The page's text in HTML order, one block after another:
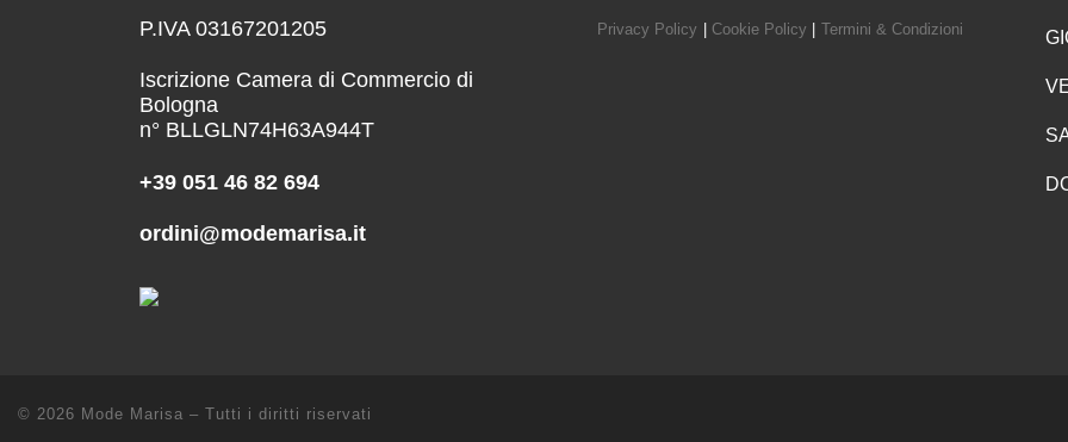
P.IVA 03167201205
Iscrizione Camera di Commercio di
Bologna
n° BLLGLN74H63A944T
+39 051 46 82 694
ordini@modemarisa.it
Privacy Policy Cookie Policy Termini & Condizioni
© 2026 Mode Marisa – Tutti i diritti riservati